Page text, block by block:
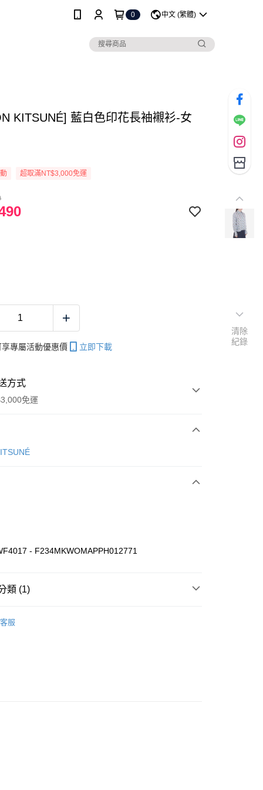
0 中文 (繁體)
KITSUNÉ] 藍白色印花長袖襯衫-女
超取滿NT$3,000免運
專屬活動優惠價 立即下載
方式
免運
款
貨
取貨
- F234MKWOMAPPH012771
類 (1)
客服
清除
紀錄